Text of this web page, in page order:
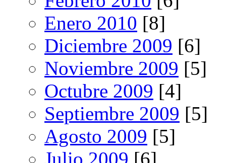
Enero 2010 [8]
Diciembre 2009 [6]
Noviembre 2009 [5]
Octubre 2009 [4]
Septiembre 2009 [5]
Agosto 2009 [5]
Julio 2009 [6]